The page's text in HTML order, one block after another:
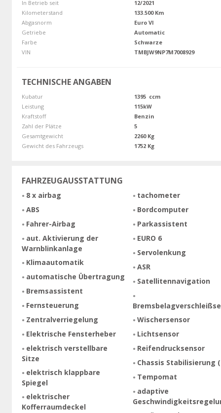
In Betrieb seit
12/2021
Kilometerstand
133.500 Km
Abgasnorm
Euro VI
Getriebe
Automatic
Farbe
Schwarze
VIN
TMBJW9NP7M7008929
TECHNISCHE ANGABEN
Kubatur
1395 ccm
Leistung
115kW
Kraftstoff
Benzin
Zahl der Plätze
5
Gesamtgewicht
2260 Kg
Gewicht des Fahrzeugs
1752 Kg
FAHRZEUGAUSSTATTUNG
8 x airbag
ABS
Fahrer-Airbag
aut. Aktivierung der
Warnblinkanlage
Klimaautomatik
automatische Übertragung
Bremsassistent
Fernsteuerung
Zentralverriegelung
Elektrische Fensterheber
elektrisch verstellbare
Sitze
elektrisch klappbare
Spiegel
elektrischer
Kofferraumdeckel
tachometer
Bordcomputer
Parkassistent
EURO 6
Servolenkung
ASR
Satellitennavigation
Wischersensor
Lichtsensor
Reifendrucksensor
Chassis Stabilisierung
Tempomat
adaptive